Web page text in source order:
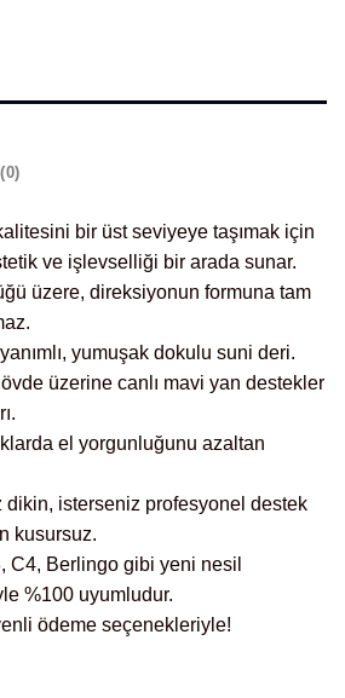
bir üst seviyeye taşımak için
ve işlevselliği bir arada sunar.
üzere, direksiyonun formuna tam
yumuşak dokulu suni deri.
üzerine canlı mavi yan destekler
el yorgunluğunu azaltan
dikin, isterseniz profesyonel destek
kusursuz.
C4, Berlingo gibi yeni nesil
%100 uyumludur.
ödeme seçenekleriyle!